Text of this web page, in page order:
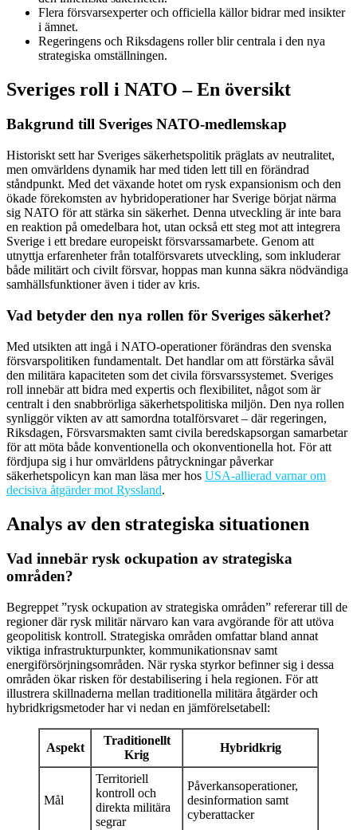
Flera försvarsexperter och officiella källor bidrar med insikter
i ämnet.
Regeringens och Riksdagens roller blir centrala i den nya
strategiska omställningen.
Sveriges roll i NATO – En översikt
Bakgrund till Sveriges NATO-medlemskap
Historiskt sett har Sveriges säkerhetspolitik präglats av neutralitet,
men omvärldens dynamik har med tiden lett till en förändrad
ståndpunkt. Med det växande hotet om rysk expansionism och den
ökade förekomsten av hybridoperationer har Sverige börjat närma
sig NATO för att stärka sin säkerhet. Denna utveckling är inte bara
en reaktion på omedelbara hot, utan också ett steg mot att integrera
Sverige i ett bredare europeiskt försvarssamarbete. Genom att
utnyttja erfarenheter från totalförsvarets utveckling, som inkluderar
både militärt och civilt försvar, hoppas man kunna säkra nödvändiga
samhällsfunktioner även i tider av kris.
Vad betyder den nya rollen för Sveriges säkerhet?
Med utsikten att ingå i NATO-operationer förändras den svenska
försvarspolitiken fundamentalt. Det handlar om att förstärka såväl
den militära kapaciteten som det civila försvarssystemet. Sveriges
roll innebär att bidra med expertis och flexibilitet, något som är
centralt i den snabbrörliga säkerhetspolitiska miljön. Den nya rollen
synliggör vikten av att samordna totalförsvaret – där regeringen,
Riksdagen, Försvarsmakten samt civila beredskapsorgan samarbetar
för att möta både konventionella och okonventionella hot. För att
fördjupa sig i hur omvärldens påtryckningar påverkar
säkerhetspolicyn kan man läsa mer hos USA-allierad varnar om
decisiva åtgärder mot Ryssland.
Analys av den strategiska situationen
Vad innebär rysk ockupation av strategiska
områden?
Begreppet ”rysk ockupation av strategiska områden” refererar till de
regioner där rysk militär närvaro kan vara avgörande för att utöva
geopolitisk kontroll. Strategiska områden omfattar bland annat
viktiga infrastrukturpunkter, kommunikationsnav samt
energiförsörjningsområden. När ryska styrkor befinner sig i dessa
områden ökar risken för destabilisering i hela regionen. För att
illustrera skillnaderna mellan traditionella militära åtgärder och
hybridkrigsmetoder har vi nedan en jämförelsetabell:
Aspekt
Traditionellt
Krig
Hybridkrig
Mål
Territoriell
kontroll och
direkta militära
segrar
Påverkansoperationer,
desinformation samt
cyberattacker